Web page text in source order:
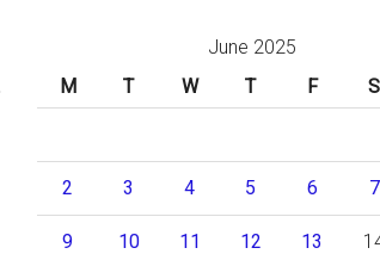
June 2025
M
T W T F S
2 3 4 5 6 7
9 10 11 12 13